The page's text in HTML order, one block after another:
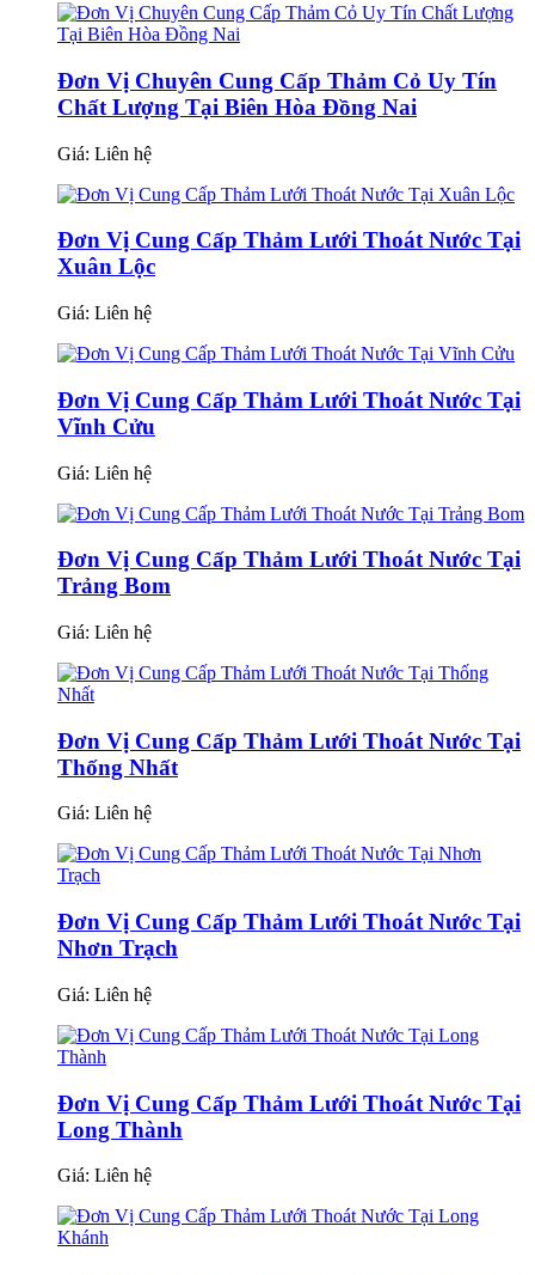
Đơn Vị Chuyên Cung Cấp Thảm Cỏ Uy Tín
Chất Lượng Tại Biên Hòa Đồng Nai
Giá: Liên hệ
Đơn Vị Cung Cấp Thảm Lưới Thoát Nước Tại
Xuân Lộc
Giá: Liên hệ
Đơn Vị Cung Cấp Thảm Lưới Thoát Nước Tại
Vĩnh Cửu
Giá: Liên hệ
Đơn Vị Cung Cấp Thảm Lưới Thoát Nước Tại
Trảng Bom
Giá: Liên hệ
Đơn Vị Cung Cấp Thảm Lưới Thoát Nước Tại
Thống Nhất
Giá: Liên hệ
Đơn Vị Cung Cấp Thảm Lưới Thoát Nước Tại
Nhơn Trạch
Giá: Liên hệ
Đơn Vị Cung Cấp Thảm Lưới Thoát Nước Tại
Long Thành
Giá: Liên hệ